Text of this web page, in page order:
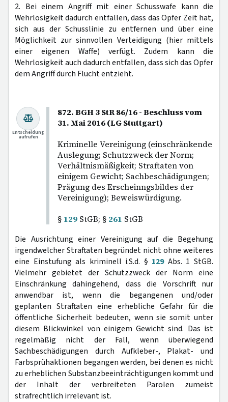
2. Bei einem Angriff mit einer Schusswafe kann die
Wehrlosigkeit dadurch entfallen, dass das Opfer Zeit hat,
sich aus der Schusslinie zu entfernen und über eine
Möglichkeit zur sinnvollen Verteidigung (hier mittels
einer eigenen Waffe) verfügt. Zudem kann die
Wehrlosigkeit auch dadurch entfallen, dass sich das Opfer
dem Angriff durch Flucht entzieht.
872. BGH 3 StR 86/16 - Beschluss vom
31. Mai 2016 (LG Stuttgart)
Kriminelle Vereinigung (einschränkende
Auslegung; Schutzzweck der Norm;
Verhältnismäßigkeit; Straftaten von
einigem Gewicht; Sachbeschädigungen;
Prägung des Erscheinngsbildes der
Vereinigung); Beweiswürdigung.
§ 129 StGB; § 261 StGB
Entscheidung
aufrufen
Die Ausrichtung einer Vereinigung auf die Begehung
irgendwelcher Straftaten begründet nicht ohne weiteres
eine Einstufung als kriminell i.S.d. § 129Abs. 1 StGB.
Vielmehr gebietet der Schutzzweck der Norm eine
Einschränkung dahingehend, dass die Vorschrift nur
anwendbar ist, wenn die begangenen und/oder
geplanten Straftaten eine erhebliche Gefahr für die
öffentliche Sicherheit bedeuten, wenn sie somit unter
diesem Blickwinkel von einigem Gewicht sind. Das ist
regelmäßig nicht der Fall, wenn überwiegend
Sachbeschädigungen durch Aufkleber-, Plakat- und
Farbsprühaktionen begangen werden, bei denen es nicht
zu erheblichen Substanzbeeinträchtigungen kommt und
der Inhalt der verbreiteten Parolen zumeist
strafrechtlich irrelevant ist.